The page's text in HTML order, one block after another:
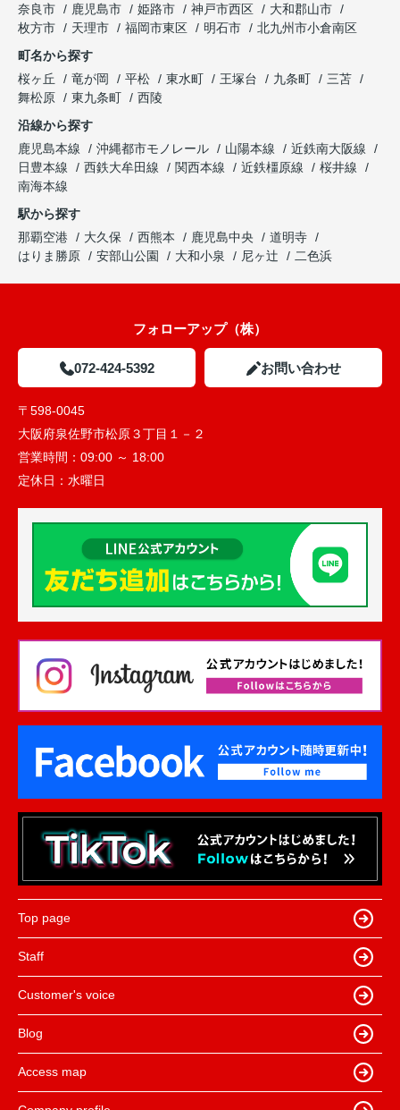
奈良市
鹿児島市 姫路市 神戸市西区
大和郡山市
枚方市
天理市 福岡市東区 明石市
北九州市小倉南区
町名から探す
桜ヶ丘
竜が岡 平松 東水町 王塚台 九条町
三苫
舞松原
東九条町
西陵
沿線から探す
鹿児島本線
沖縄都市モノレール 山陽本線
近鉄南大阪線
日豊本線
西鉄大牟田線 関西本線 近鉄橿原線
桜井線
南海本線
駅から探す
那覇空港
大久保 西熊本 鹿児島中央
道明寺
はりま勝原
安部山公園 大和小泉 尼ヶ辻 二色浜
フォローアップ（株）
072-424-5392 お問い合わせ
〒598-0045
大阪府泉佐野市松原３丁目１－２
営業時間： 09:00 ～ 18:00
定休日： 水曜日
Top page
Staff
Customer's voice
Blog
Access map